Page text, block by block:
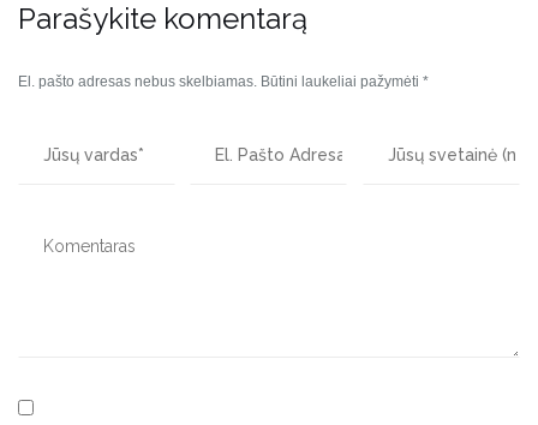
Parašykite komentarą
El. pašto adresas nebus skelbiamas. Būtini laukeliai pažymėti *